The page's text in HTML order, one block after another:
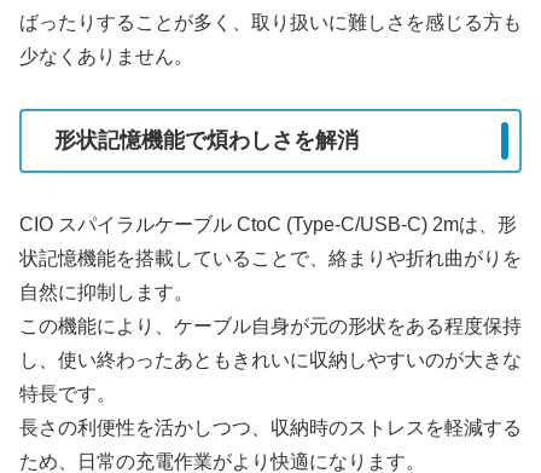
ばったりすることが多く、取り扱いに難しさを感じる方も
少なくありません。
形状記憶機能で煩わしさを解消
CIO スパイラルケーブル CtoC (Type-C/USB-C) 2mは、形
状記憶機能を搭載していることで、絡まりや折れ曲がりを
自然に抑制します。
この機能により、ケーブル自身が元の形状をある程度保持
し、使い終わったあともきれいに収納しやすいのが大きな
特長です。
長さの利便性を活かしつつ、収納時のストレスを軽減する
ため、日常の充電作業がより快適になります。